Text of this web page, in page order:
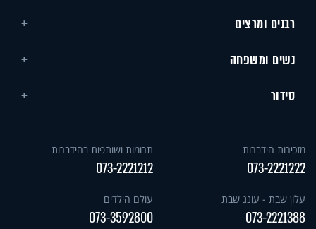
רבנים ומרצים
נשים ומשפחה
סידור
מזכירות הידברות
073-2221222
תרומות ושותפות בהידברות
073-2221212
עלון שבת - עונג שבת
073-2221388
עולם הילדים
073-3592800